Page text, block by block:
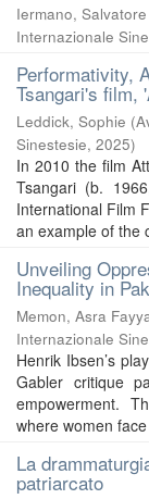
Iermano, Salvatore
Internazionale
Performativity,
Tsangari's film,
Leddick, Sophie (
Sinestesie, 2025)
In 2010 the film
Tsangari (b.
International Film
an example of the
Unveiling
Inequality in
Memon, Asra
Internazionale
Henrik Ibsen’s
Gabler critique
empowerment.
where women
La
patriarcato